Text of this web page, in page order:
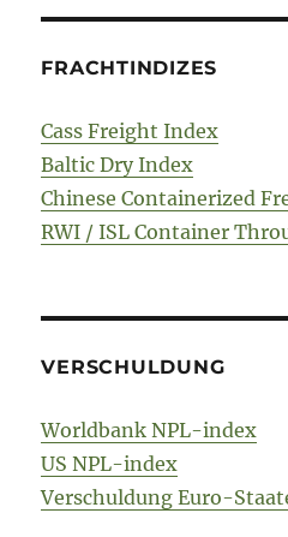
FRACHTINDIZES
Cass Freight Index
Baltic Dry Index
Chinese Containerized
RWI / ISL Container
VERSCHULDUNG
Worldbank NPL-index
US NPL-index
Verschuldung Euro-